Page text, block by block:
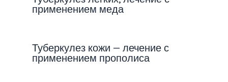
применением меда
Туберкулез кожи — лечение с
применением прополиса